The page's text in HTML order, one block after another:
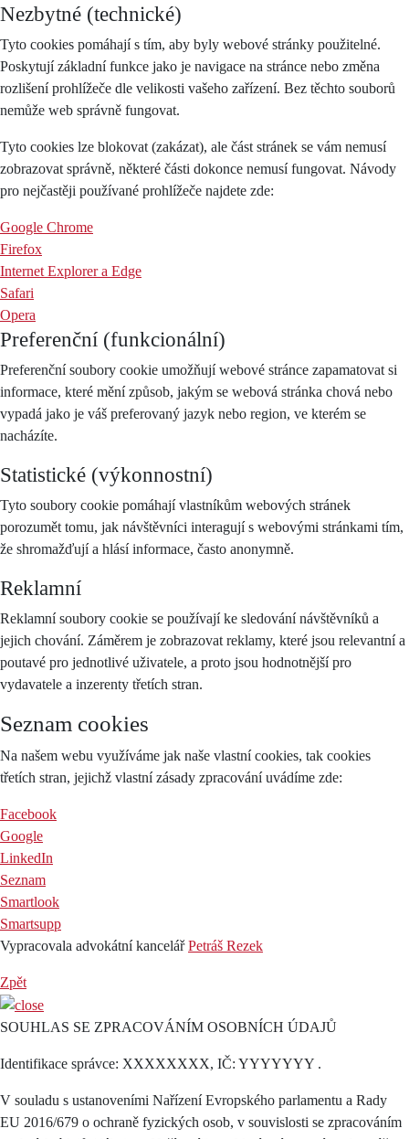
Nezbytné (technické)
Tyto cookies pomáhají s tím, aby byly webové stránky použitelné.
Poskytují základní funkce jako je navigace na stránce nebo změna
rozlišení prohlížeče dle velikosti vašeho zařízení. Bez těchto souborů
nemůže web správně fungovat.
Tyto cookies lze blokovat (zakázat), ale část stránek se vám nemusí
zobrazovat správně, některé části dokonce nemusí fungovat. Návody
pro nejčastěji používané prohlížeče najdete zde:
Google Chrome
Firefox
Internet Explorer a Edge
Safari
Opera
Preferenční (funkcionální)
Preferenční soubory cookie umožňují webové stránce zapamatovat si
informace, které mění způsob, jakým se webová stránka chová nebo
vypadá jako je váš preferovaný jazyk nebo region, ve kterém se
nacházíte.
Statistické (výkonnostní)
Tyto soubory cookie pomáhají vlastníkům webových stránek
porozumět tomu, jak návštěvníci interagují s webovými stránkami tím,
že shromažďují a hlásí informace, často anonymně.
Reklamní
Reklamní soubory cookie se používají ke sledování návštěvníků a
jejich chování. Záměrem je zobrazovat reklamy, které jsou relevantní a
poutavé pro jednotlivé uživatele, a proto jsou hodnotnější pro
vydavatele a inzerenty třetích stran.
Seznam cookies
Na našem webu využíváme jak naše vlastní cookies, tak cookies
třetích stran, jejichž vlastní zásady zpracování uvádíme zde:
Facebook
Google
LinkedIn
Seznam
Smartlook
Smartsupp
Vypracovala advokátní kancelářPetráš Rezek
Zpět
SOUHLAS SE ZPRACOVÁNÍM OSOBNÍCH ÚDAJŮ
Identifikace správce: XXXXXXXX, IČ: YYYYYYY .
V souladu s ustanoveními Nařízení Evropského parlamentu a Rady
EU 2016/679 o ochraně fyzických osob, v souvislosti se zpracováním